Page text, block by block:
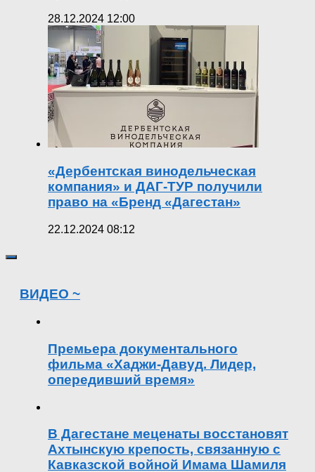
28.12.2024 12:00
«Дербентская винодельческая
компания» и ДАГ-ТУР получили
право на «Бренд «Дагестан»
22.12.2024 08:12
ВИДЕО ~
Премьера документального
фильма «Хаджи-Давуд. Лидер,
опередивший время»
В Дагестане меценаты восстановят
Ахтынскую крепость, связанную с
Кавказской войной Имама Шамиля